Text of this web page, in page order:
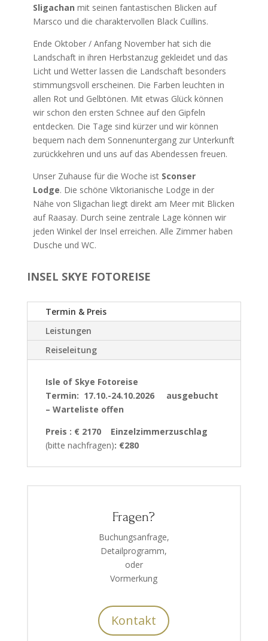
Sligachan mit seinen fantastischen Blicken auf
Marsco und die charaktervollen Black Cuillins.
Ende Oktober / Anfang November hat sich die
Landschaft in ihren Herbstanzug gekleidet und das
Licht und Wetter lassen die Landschaft besonders
stimmungsvoll erscheinen. Die Farben leuchten in
allen Rot und Gelbtönen. Mit etwas Glück können
wir schon den ersten Schnee auf den Gipfeln
entdecken. Die Tage sind kürzer und wir können
bequem nach dem Sonnenuntergang zur Unterkunft
zurückkehren und uns auf das Abendessen freuen.
Unser Zuhause für die Woche ist Sconser
Lodge. Die schöne Viktorianische Lodge in der
Nähe von Sligachan liegt direkt am Meer mit Blicken
auf Raasay. Durch seine zentrale Lage können wir
jeden Winkel der Insel erreichen. Alle Zimmer haben
Dusche und WC.
INSEL SKYE FOTOREISE
Termin & Preis
Leistungen
Reiseleitung
Isle of Skye Fotoreise
Termin: 17.10.-24.10.2026 ausgebucht
– Warteliste offen
Preis : € 2170 Einzelzimmerzuschlag
(bitte nachfragen): €280
Fragen?
Buchungsanfrage,
Detailprogramm,
oder
Vormerkung
Kontakt